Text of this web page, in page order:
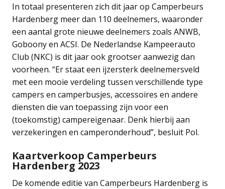
In totaal presenteren zich dit jaar op Camperbeurs
Hardenberg meer dan 110 deelnemers, waaronder
een aantal grote nieuwe deelnemers zoals ANWB,
Goboony en ACSI. De Nederlandse Kampeerauto
Club (NKC) is dit jaar ook grootser aanwezig dan
voorheen. “Er staat een ijzersterk deelnemersveld
met een mooie verdeling tussen verschillende type
campers en camperbusjes, accessoires en andere
diensten die van toepassing zijn voor een
(toekomstig) campereigenaar. Denk hierbij aan
verzekeringen en camperonderhoud”, besluit Pol.
Kaartverkoop Camperbeurs
Hardenberg 2023
De komende editie van Camperbeurs Hardenberg is